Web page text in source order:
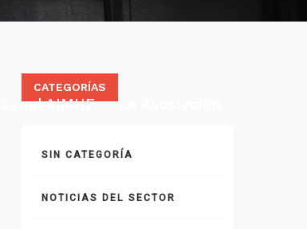
Canal AIMHE
CATEGORÍAS
SIN CATEGORÍA
NOTICIAS DEL SECTOR